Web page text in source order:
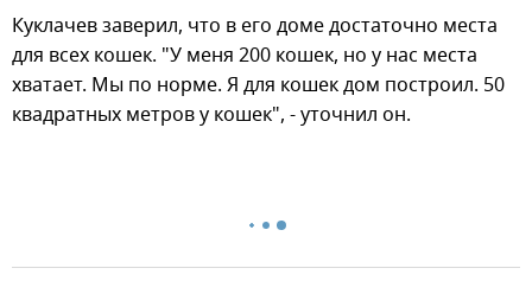
Куклачев заверил, что в его доме достаточно места
для всех кошек. "У меня 200 кошек, но у нас места
хватает. Мы по норме. Я для кошек дом построил. 50
квадратных метров у кошек", - уточнил он.